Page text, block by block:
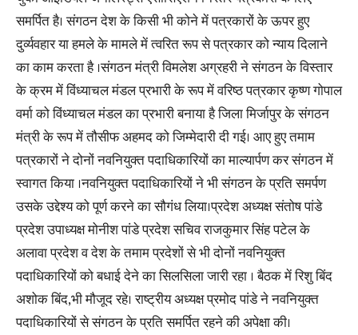
समर्पित है। संगठन देश के किसी भी कोने में पत्रकारों के ऊपर हुए
दुर्व्यवहार या हमले के मामले में त्वरित रूप से पत्रकार को न्याय दिलाने
का काम करता है ।संगठन मंत्री विमलेश अग्रहरी ने संगठन के विस्तार
के क्रम में विंध्याचल मंडल प्रभारी के रूप में वरिष्ठ पत्रकार कृष्ण गोपाल
वर्मा को विंध्याचल मंडल का प्रभारी बनाया है जिला मिर्जापुर के संगठन
मंत्री के रूप में तौसीफ अहमद को जिम्मेदारी दी गई। आए हुए तमाम
पत्रकारों ने दोनों नवनियुक्त पदाधिकारियों का माल्यार्पण कर संगठन में
स्वागत किया ।नवनियुक्त पदाधिकारियों ने भी संगठन के प्रति समर्पण
उसके उद्देश्य को पूर्ण करने का सौगंध लिया।प्रदेश अध्यक्ष संतोष पांडे
प्रदेश उपाध्यक्ष मोनीश पांडे प्रदेश सचिव राजकुमार सिंह पटेल के
अलावा प्रदेश व देश के तमाम प्रदेशों से भी दोनों नवनियुक्त
पदाधिकारियों को बधाई देने का सिलसिला जारी रहा । बैठक में रिशु बिंद
अशोक बिंद,भी मौजूद रहे। राष्ट्रीय अध्यक्ष प्रमोद पांडे ने नवनियुक्त
पदाधिकारियों से संगठन के प्रति समर्पित रहने की अपेक्षा की।